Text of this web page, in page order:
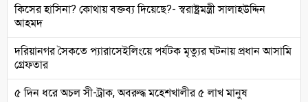
কিসের হাসিনা? কোথায় বক্তব্য দিয়েছে?- স্বরাষ্ট্রমন্ত্রী সালাহউদ্দিন
আহমদ
দরিয়ানগর সৈকতে প্যারাসেইলিংয়ে পর্যটক মৃত্যুর ঘটনায় প্রধান আসামি
গ্রেফতার
৫ দিন ধরে অচল সী-ট্রাক, অবরুদ্ধ মহেশখালীর ৫ লাখ মানুষ